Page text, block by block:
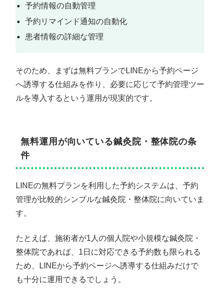
予約情報の自動管理
予約リマインド通知の自動化
患者情報の詳細な管理
そのため、まずは無料プランでLINEから予約ページ
へ誘導する仕組みを作り、必要に応じて予約管理ツー
ルを導入するという運用が現実的です。
無料運用が向いている鍼灸院・整体院の条
件
LINEの無料プランを利用した予約システムは、予約
管理が比較的シンプルな鍼灸院・整体院に向いていま
す。
たとえば、施術者が1人の個人院や小規模な鍼灸院・
整体院であれば、1日に対応できる予約数も限られる
ため、LINEから予約ページへ誘導する仕組みだけで
も十分に運用できるでしょう。